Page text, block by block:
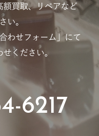
額買取、リペアなど
い。
わせフォーム」にて
ください。
6217